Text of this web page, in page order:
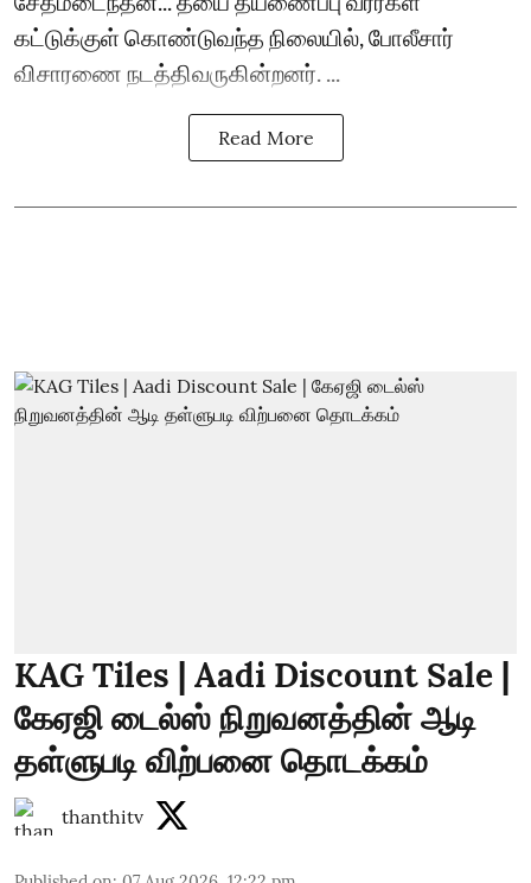
கட்டுக்குள் கொண்டுவந்த நிலையில், போலீசார்
விசாரணை நடத்திவருகின்றனர். ...
Read More
KAG Tiles | Aadi Discount Sale |
கேஏஜி டைல்ஸ் நிறுவனத்தின் ஆடி
தள்ளுபடி விற்பனை தொடக்கம்
thanthitv